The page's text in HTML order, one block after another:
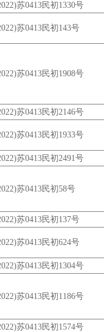
苏0413民初1330号
苏0413民初143号
苏0413民初1908号
苏0413民初2146号
苏0413民初1933号
苏0413民初2491号
苏0413民初58号
苏0413民初137号
苏0413民初624号
苏0413民初1304号
苏0413民初1186号
苏0413民初1574号